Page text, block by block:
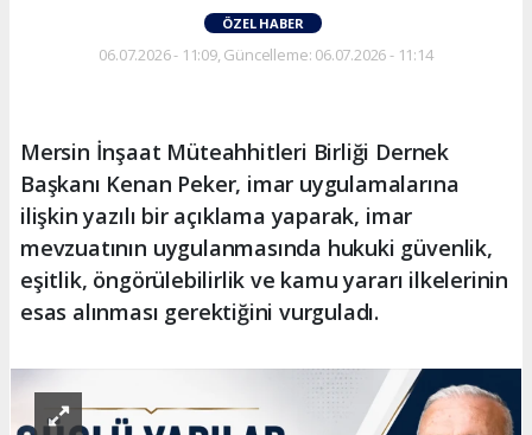
ÖZEL HABER
06.07.2026 - 11:09, Güncelleme: 06.07.2026 - 11:14
Mersin İnşaat Müteahhitleri Birliği Dernek
Başkanı Kenan Peker, imar uygulamalarına
ilişkin yazılı bir açıklama yaparak, imar
mevzuatının uygulanmasında hukuki güvenlik,
eşitlik, öngörülebilirlik ve kamu yararı ilkelerinin
esas alınması gerektiğini vurguladı.